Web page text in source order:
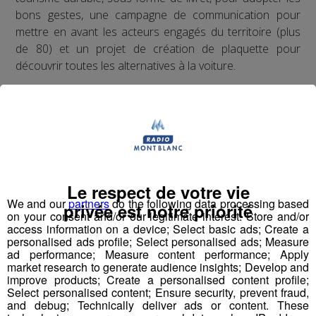
bons gestes, une campagne de communication pour
mettre en avant les acteurs engagés du territoire (plus
de 80) et un projet de création de plaquette pour
découvrir toutes les alternatives à la voiture.
Partager sur Facebook
Partager sur Twitter
We and ourpartnersdo the following data processing based
on your consent and/or our legitimate interest: Store and/or
access information on a device; Select basic ads; Create a
personalised ads profile; Select personalised ads; Measure
ad performance; Measure content performance; Apply
market research to generate audience insights; Develop and
improve products; Create a personalised content profile;
Select personalised content; Ensure security, prevent fraud,
and debug; Technically deliver ads or content. These
Le respect de votre vie
privée est notre priorité